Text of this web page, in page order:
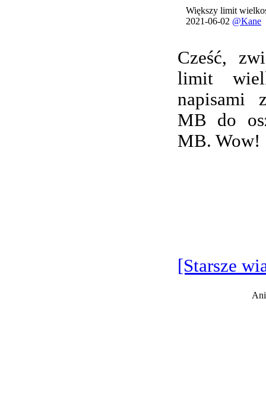
Większy limit
2021-06-02 @Kane
Cześć,
limit
napisami
MB do
MB. Wow!
[Starsze